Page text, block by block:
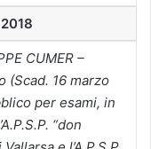
CUMER –
(Scad. 16 marzo
per esami, in
“don